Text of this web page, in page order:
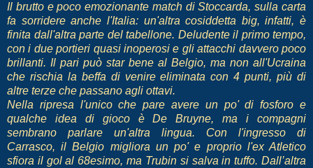
Il brutto e poco emozionante match di Stoccarda, sulla carta
fa sorridere anche l'Italia: un'altra cosiddetta big, infatti, è
finita dall'altra parte del tabellone. Deludente il primo tempo,
con i due portieri quasi inoperosi e gli attacchi davvero poco
brillanti. Il pari può star bene al Belgio, ma non all'Ucraina
che rischia la beffa di venire eliminata con 4 punti, più di
altre terze che passano agli ottavi.
Nella ripresa l'unico che pare avere un po' di fosforo e
qualche idea di gioco è De Bruyne, ma i compagni
sembrano parlare un'altra lingua. Con l'ingresso di
Carrasco, il Belgio migliora un po' e proprio l'ex Atletico
sfiora il gol al 68esimo, ma Trubin si salva in tuffo. Dall’altra